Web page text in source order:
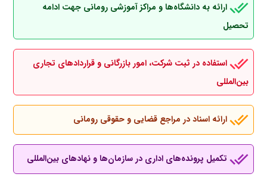
ارائه به دانشگاه‌ها و مراکز آموزشی رومانی جهت ادامه
تحصیل
استفاده در ثبت شرکت، امور بازرگانی و قراردادهای تجاری
بین‌المللی
ارائه اسناد در مراجع قضایی و حقوقی رومانی
تکمیل پرونده‌های اداری در سازمان‌ها و نهادهای بین‌المللی